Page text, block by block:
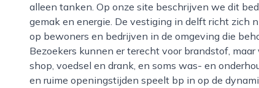
alleen tanken. Op onze site beschrijven we dit
gemak en energie. De vestiging in delft richt zich
op bewoners en bedrijven in de omgeving die
Bezoekers kunnen er terecht voor brandstof,
shop, voedsel en drank, en soms was- en
en ruime openingstijden speelt bp in op de